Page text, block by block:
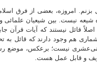
بزنم. امروزه، بعضی از فرق
نیست. بین شیعیان علمائی
قائل نیستند که آیات قرآن
هم وجود دارند که قائل به
نیست؛ برعکس، موضع
و قابل عمل هست.